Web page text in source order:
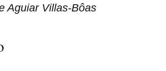
Aguiar Villas-Bôas